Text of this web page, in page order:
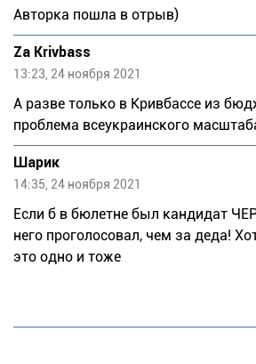
Авторка пошла в отрыв)
Za Krivbass
13:23, 24 ноября 2021
А разве только в Кривбассе из
проблема всеукраинского
Шарик
14:35, 24 ноября 2021
Если б в бюлетне был кандидат
него проголосовал, чем за деда!
это одно и тоже